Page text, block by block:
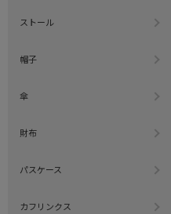
ストール
帽子
傘
財布
パスケース
カフリンクス